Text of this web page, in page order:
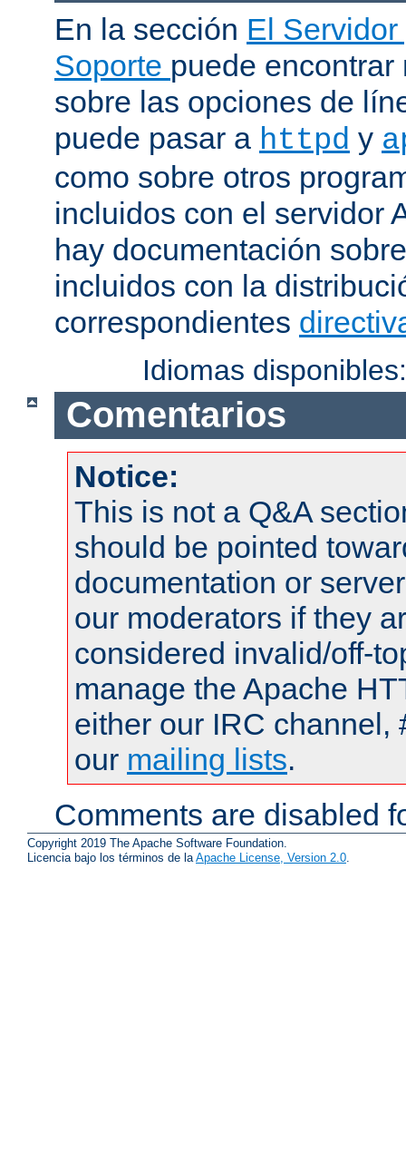
En la sección El
Soporte puede
sobre las opciones de
puede pasar a httpd y
como sobre otros
incluidos con el servidor
hay documentación
incluidos con la
correspondientes
Idiomas
Comentarios
Notice:
This is not a Q&A
should be pointed
documentation or
our moderators if they
considered invalid/off-
manage the Apache
either our IRC channel,
our mailing lists.
Comments are disabled
Copyright 2019 The Apache Software Foundation.
Licencia bajo los términos de la Apache License, Version 2.0